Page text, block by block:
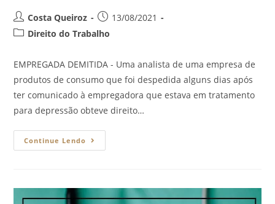
Costa Queiroz
13/08/2021
Direito do Trabalho
EMPREGADA DEMITIDA - Uma analista de uma empresa de
produtos de consumo que foi despedida alguns dias após
ter comunicado à empregadora que estava em tratamento
para depressão obteve direito…
Continue Lendo